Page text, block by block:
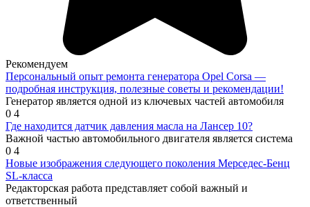
Рекомендуем
Персональный опыт ремонта генератора Opel Corsa —
подробная инструкция, полезные советы и рекомендации!
Генератор является одной из ключевых частей автомобиля
0 4
Где находится датчик давления масла на Лансер 10?
Важной частью автомобильного двигателя является система
0 4
Новые изображения следующего поколения Мерседес-Бенц
SL-класса
Редакторская работа представляет собой важный и
ответственный